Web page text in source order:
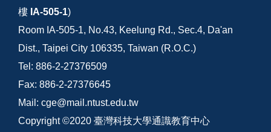
樓 IA-505-1)
Room IA-505-1, No.43, Keelung Rd., Sec.4, Da'an
Dist., Taipei City 106335, Taiwan (R.O.C.)
Tel: 886-2-27376509
Fax: 886-2-27376645
Mail: cge@mail.ntust.edu.tw
Copyright ©2020 臺灣科技大學通識教育中心